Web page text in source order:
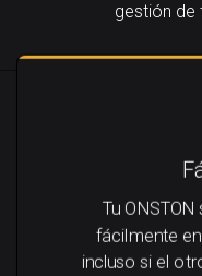
gestión de
Tu
fácilmente
incluso si el